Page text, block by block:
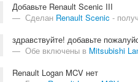
Добавьте Renault Scenic III
Сделан Renault Scenic -
здравствуйте! добавьте
Обе включены в Mitsubishi
Renault Logan MCV нет